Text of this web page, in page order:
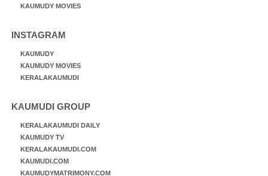
KAUMUDY MOVIES
INSTAGRAM
KAUMUDY
KAUMUDY MOVIES
KERALAKAUMUDI
KAUMUDI GROUP
KERALAKAUMUDI DAILY
KAUMUDY TV
KERALAKAUMUDI.COM
KAUMUDI.COM
KAUMUDYMATRIMONY.COM